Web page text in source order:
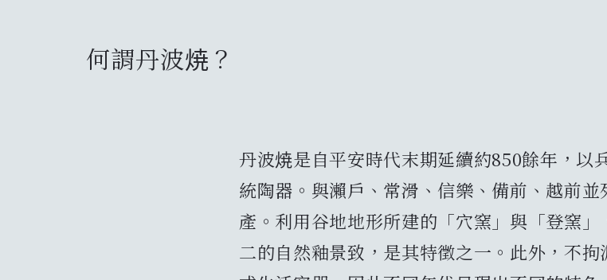
何謂丹波焼？
丹波焼是自平安時代末期延續約850餘年，以
統陶器。與瀨戶、常滑、信樂、備前、越前
產。利用谷地地形所建的「穴窯」與「登窯
二的自然釉景致，是其特徵之一。此外，不